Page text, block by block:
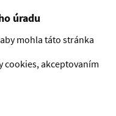
úradu
mohla táto stránka
cookies, akceptovaním